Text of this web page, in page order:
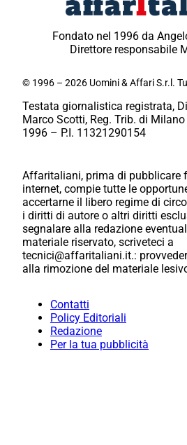
Fondato nel 1996 da
Direttore responsabile
© 1996 – 2026 Uomini & Affari S.r.l.
Testata giornalistica registrata,
Marco Scotti, Reg. Trib. di Milano
1996 – P.I. 11321290154
Affaritaliani, prima di pubblicare
internet, compie tutte le
accertarne il libero regime di
i diritti di autore o altri diritti
segnalare alla redazione
materiale riservato, scriveteci a
tecnici@affaritaliani.it.:
alla rimozione del materiale
Contatti
Policy Editoriali
Redazione
Per la tua pubblicità